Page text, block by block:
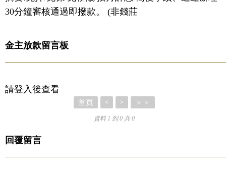
30分鐘審核通過即撥款。 (非錢莊
金主放款留言板
請登入後查看
首頁 < > ＞＞
資料 1 到 0 共 0
回覆留言